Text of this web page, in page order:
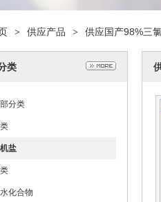
> 供应产品 > 供应国产98%三
类
分类
盐
化合物